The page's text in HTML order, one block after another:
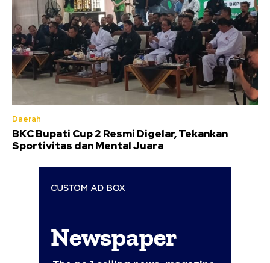
Daerah
BKC Bupati Cup 2 Resmi Digelar, Tekankan
Sportivitas dan Mental Juara